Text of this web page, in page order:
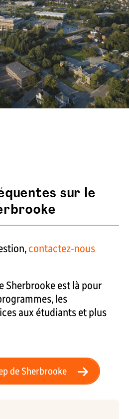
sur le
contactez-nous
Sherbrooke est là pour
les
aux étudiants et plus
de Sherbrooke